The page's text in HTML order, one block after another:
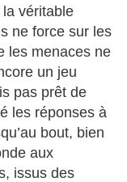
la véritable
ne force sur les
les menaces ne
un jeu
pas prêt de
les réponses à
bout, bien
aux
issus des